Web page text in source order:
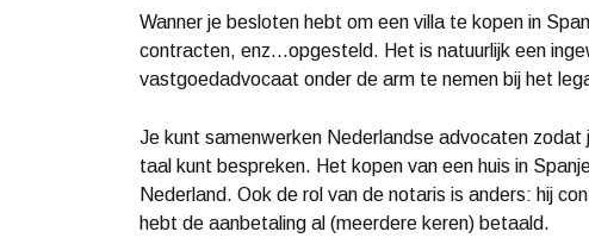
Wanner je besloten hebt om een villa te kopen in
contracten, enz...opgesteld. Het is natuurlijk een
vastgoedadvocaat onder de arm te nemen bij het
Je kunt samenwerken Nederlandse advocaten zodat
taal kunt bespreken. Het kopen van een huis in
Nederland. Ook de rol van de notaris is anders: hij
hebt de aanbetaling al (meerdere keren) betaald.